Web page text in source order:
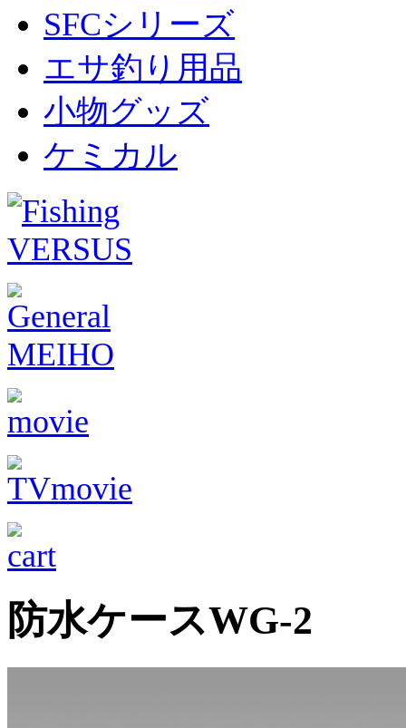
SFCシリーズ
エサ釣り用品
小物グッズ
ケミカル
防水ケースWG-2